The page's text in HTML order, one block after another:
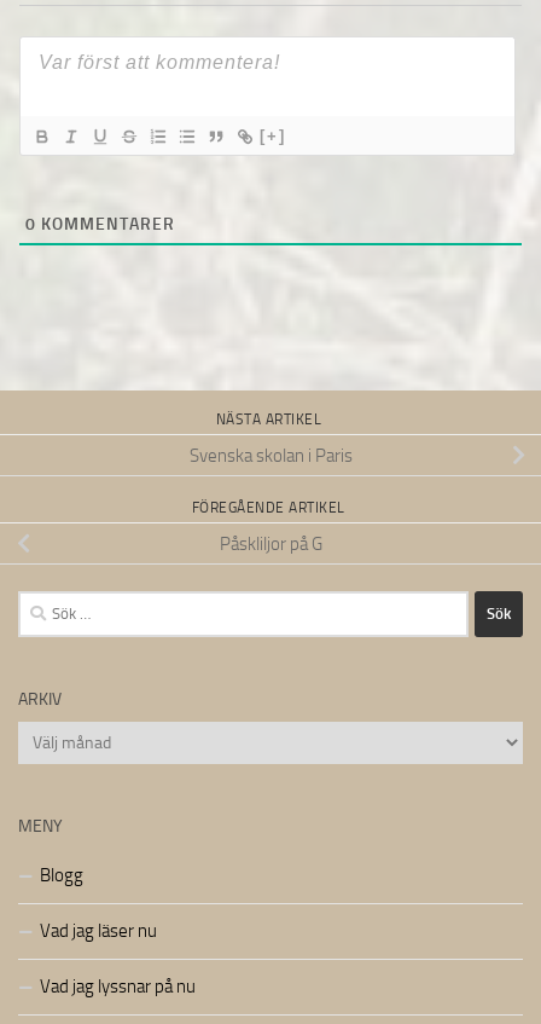
[+]
0 KOMMENTARER
NÄSTA ARTIKEL
Svenska skolan i Paris
FÖREGÅENDE ARTIKEL
Påskliljor på G
Sök
efter:
ARKIV
Arkiv
MENY
Blogg
Vad jag läser nu
Vad jag lyssnar på nu